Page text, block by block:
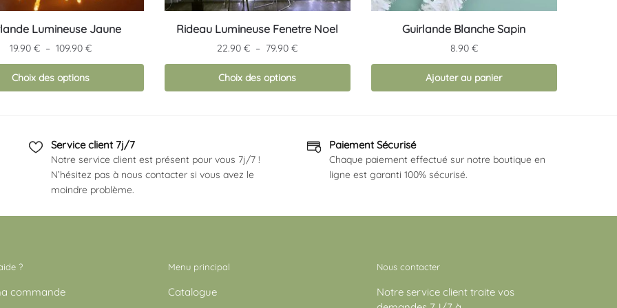
Lumineuse Jaune
19.90€ – 109.90€Plage
de
19.90 €
Choix des options
Rideau Lumineuse Fenetre Noel
22.90€ – 79.90€Plage
de
22.90 €
Choix des options
variations.
être
choisies
la
produit
Guirlande Blanche Sapin
8.90 €
Ajouter au panier
Service client 7j/7
Notre service client est présent pour vous 7j/7 !
N’hésitez pas à nous contacter si vous avez le
moindre problème.
Paiement Sécurisé
Chaque paiement effectué sur notre boutique en
ligne est garanti 100% sécurisé.
?
commande
Menu principal
Catalogue
Nous contacter
Notre service client traite vos